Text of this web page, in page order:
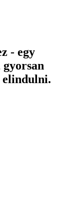
- egy
elindulni.